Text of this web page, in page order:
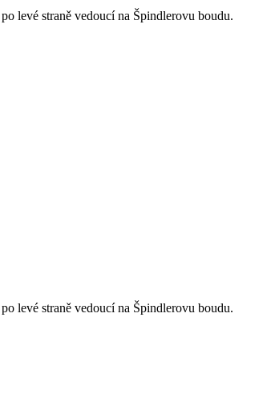
levé straně vedoucí na Špindlerovu boudu.
levé straně vedoucí na Špindlerovu boudu.